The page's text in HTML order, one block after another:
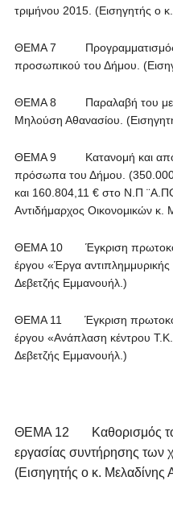
τριμήνου 2015. (Εισηγητής ο
ΘΕΜΑ 7 Προγραμματισμός
προσωπικού του Δήμου.
ΘΕΜΑ 8 Παραλαβή του με
Μηλούση Αθανασίου.
ΘΕΜΑ 9 Κατανομή και
πρόσωπα του Δήμου.
και 160.804,11 € στο Ν.Π
Αντιδήμαρχος Οικονομικών κ.
ΘΕΜΑ 10 Έγκριση
έργου «Έργα
Δεβετζής Εμμανουήλ.)
ΘΕΜΑ 11 Έγκριση
έργου «Ανάπλαση κέντρου
Δεβετζής Εμμανουήλ.)
ΘΕΜΑ 12 Καθορισμός
εργασίας συντήρησης
(Εισηγητής ο κ. Μελαδίνης